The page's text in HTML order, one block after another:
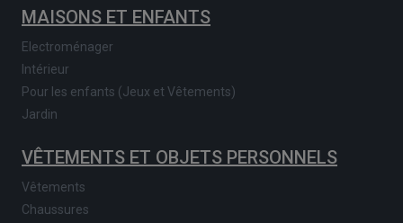
MAISONS ET ENFANTS
Electroménager
Intérieur
Pour les enfants (Jeux et Vêtements)
Jardin
VÊTEMENTS ET OBJETS PERSONNELS
Vêtements
Chaussures